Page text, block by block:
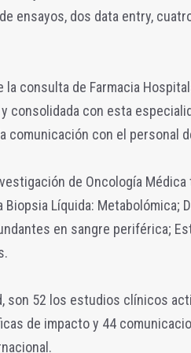
ensayos, dos data entry,
la consulta de Farmacia
consolidada con esta
comunicación con el personal
de Oncología
Biopsia Líquida: Metabolómica;
en sangre periférica;
son 52 los estudios clínicos
de impacto y 44